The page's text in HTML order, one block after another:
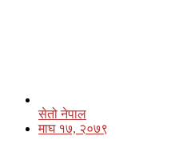
सेतो नेपाल
माघ १७, २०७९